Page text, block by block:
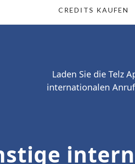
CREDITS KAUFEN
Laden Sie die Telz
internationalen